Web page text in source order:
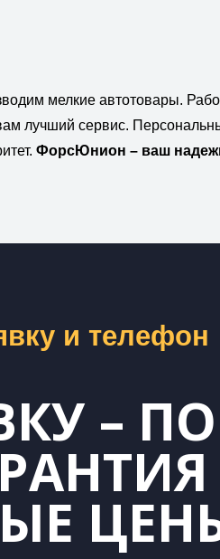
мелкие автотовары.
лучший сервис.
ФорсЮнион – ваш
и телефон
–